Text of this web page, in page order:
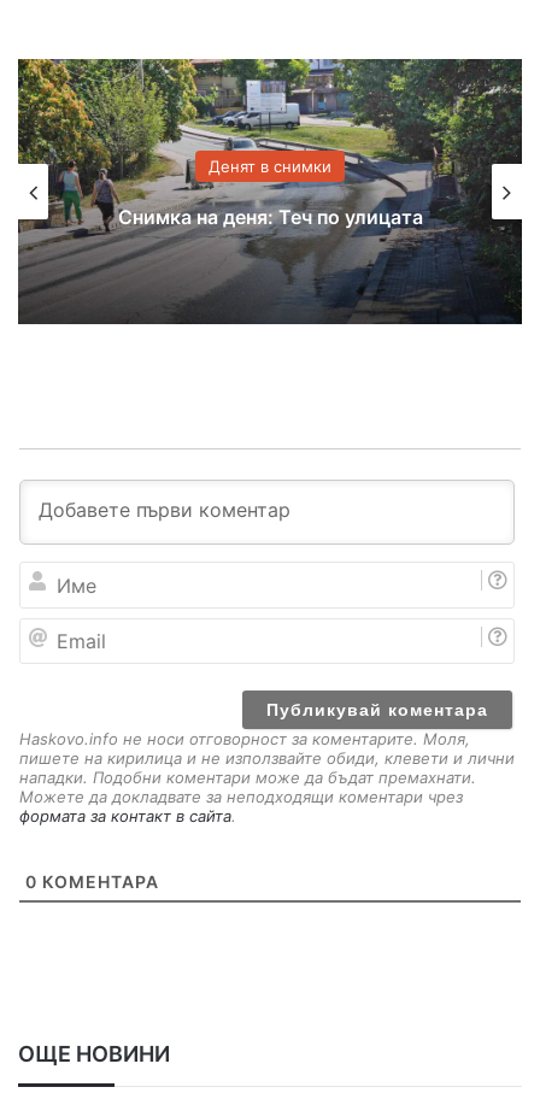
Денят в снимки
Снимка на деня: Теч по улицата
е
a
Haskovo.info не носи отговорност за коментарите. Моля,
пишете на кирилица и не използвайте обиди, клевети и лични
нападки. Подобни коментари може да бъдат премахнати.
Можете да докладвате за неподходящи коментари чрез
формата за контакт в сайта.
0 КОМЕНТАРА
ОЩЕ НОВИНИ